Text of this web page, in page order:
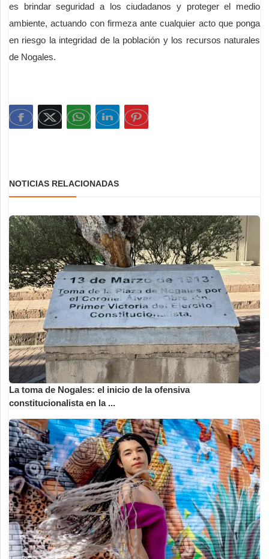
es brindar seguridad a los ciudadanos y proteger el medio
ambiente, actuando con firmeza ante cualquier acto que ponga
en riesgo la integridad de la población y los recursos naturales
de Nogales.
NOTICIAS RELACIONADAS
La toma de Nogales: el inicio de la ofensiva
constitucionalista en la ...